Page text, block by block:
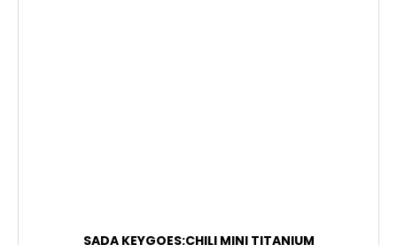
SADA KEYGOES:CHILI MINI TITANIUM